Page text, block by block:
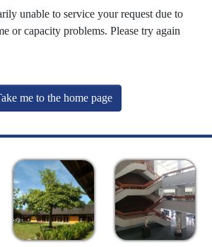
unable to service your request due to
or capacity problems. Please try again
me to the home page